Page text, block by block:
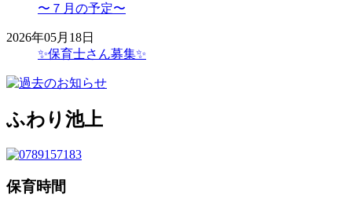
〜７月の予定〜
2026年05月18日
✨保育士さん募集✨
ふわり池上
保育時間